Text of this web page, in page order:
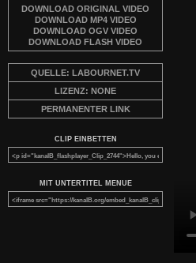
DOWNLOAD ORIGINAL VIDEO
DOWNLOAD MP4 VIDEO
DOWNLOAD OGV VIDEO
DOWNLOAD FLASH VIDEO
QUELLE: LABOURNET.TV
LIZENZ: NONE
PERMANENTER LINK
CLIP EINBETTEN
MIT UNTERTITEL MENUE